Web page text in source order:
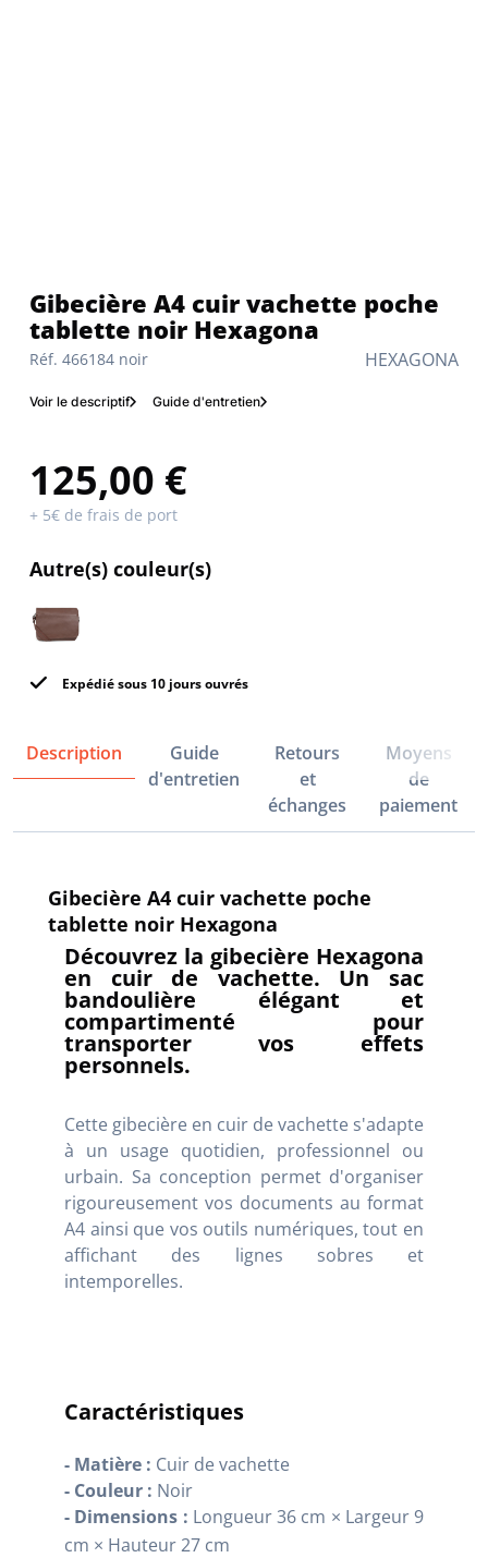
HEXAGONA
Réf. 466184 noir
Gibecière A4 cuir vachette poche
tablette noir Hexagona
Voir le descriptif Guide d'entretien
125,00 €
+ 5€ de frais de port
Autre(s) couleur(s)
Expédié sous 10 jours ouvrés
Description
Guide
d'entretien
Retours
et
échanges
Moyens
de
paiement
Gibecière A4 cuir vachette poche
tablette noir Hexagona
Découvrez la gibecière Hexagona
en cuir de vachette. Un sac
bandoulière élégant et
compartimenté pour
transporter vos effets
personnels.
Cette gibecière en cuir de vachette s'adapte
à un usage quotidien, professionnel ou
urbain. Sa conception permet d'organiser
rigoureusement vos documents au format
A4 ainsi que vos outils numériques, tout en
affichant des lignes sobres et
intemporelles.
Caractéristiques
- Matière : Cuir de vachette
- Couleur : Noir
- Dimensions : Longueur 36 cm × Largeur 9
cm × Hauteur 27 cm